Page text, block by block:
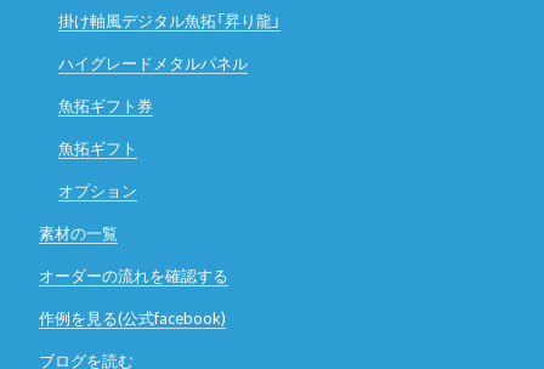
掛け軸風デジタル魚拓「昇り龍」
ハイグレードメタルパネル
魚拓ギフト券
魚拓ギフト
オプション
素材の一覧
オーダーの流れを確認する
作例を見る(公式facebook)
ブログを読む